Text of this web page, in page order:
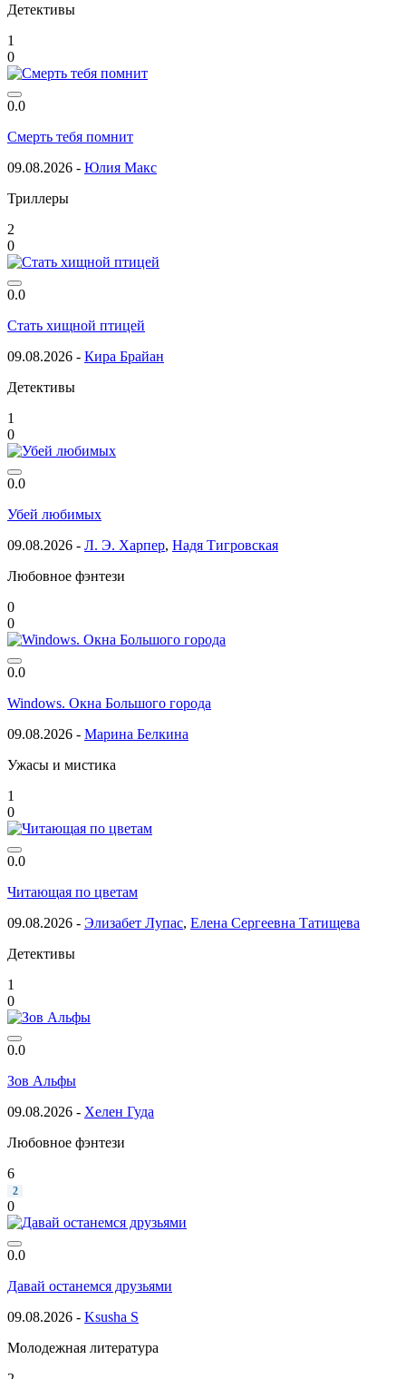
Детективы
1
0
0.0
Смерть тебя помнит
09.08.2026 - Юлия Макс
Триллеры
2
0
0.0
Стать хищной птицей
09.08.2026 - Кира Брайан
Детективы
1
0
0.0
Убей любимых
09.08.2026 - Л. Э. Харпер, Надя Тигровская
Любовное фэнтези
0
0
0.0
Windows. Окна Большого города
09.08.2026 - Марина Белкина
Ужасы и мистика
1
0
0.0
Читающая по цветам
09.08.2026 - Элизабет Лупас, Елена Сергеевна Татищева
Детективы
1
0
0.0
Зов Альфы
09.08.2026 - Хелен Гуда
Любовное фэнтези
6
2
0
0.0
Давай останемся друзьями
09.08.2026 - Ksusha S
Молодежная литература